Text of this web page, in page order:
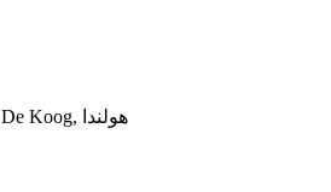
Pontweg 133Y, 1796 MA De Koog, هولندا